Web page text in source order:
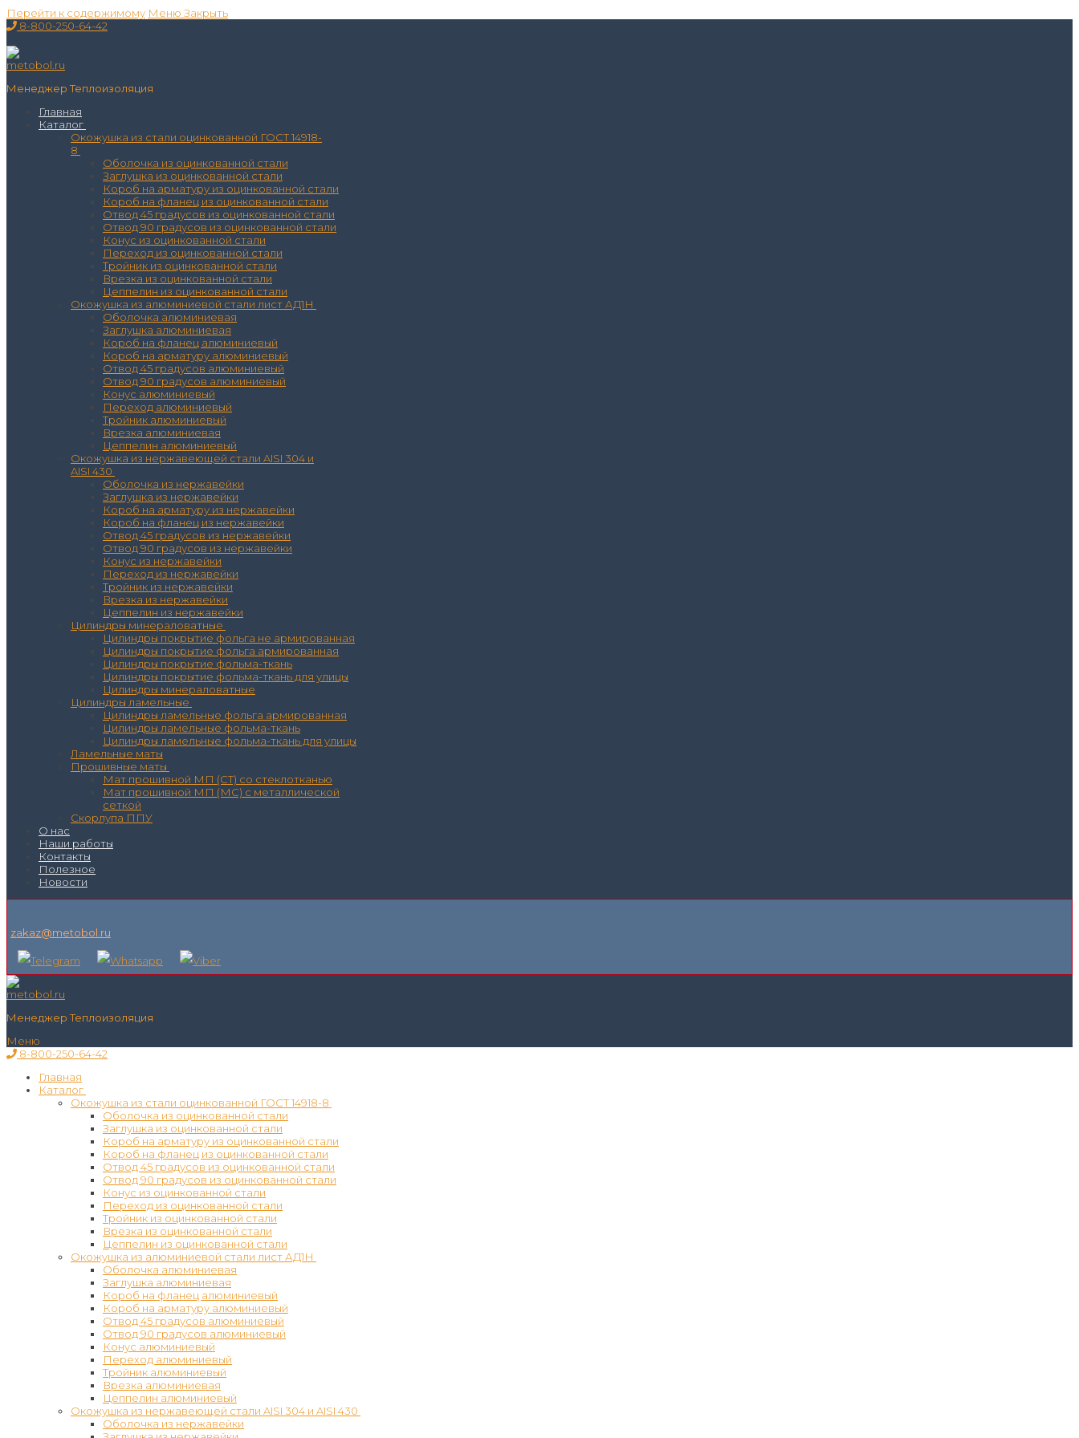
Перейти к содержимому Меню Закрыть
8-800-250-64-42
Менеджер Теплоизоляция
Главная
Каталог
Окожушка из стали оцинкованной ГОСТ 14918-
8
Оболочка из оцинкованной стали
Заглушка из оцинкованной стали
Короб на арматуру из оцинкованной стали
Короб на фланец из оцинкованной стали
Отвод 45 градусов из оцинкованной стали
Отвод 90 градусов из оцинкованной стали
Конус из оцинкованной стали
Переход из оцинкованной стали
Тройник из оцинкованной стали
Врезка из оцинкованной стали
Цеппелин из оцинкованной стали
Окожушка из алюминиевой стали лист АД1Н
Оболочка алюминиевая
Заглушка алюминиевая
Короб на фланец алюминиевый
Короб на арматуру алюминиевый
Отвод 45 градусов алюминиевый
Отвод 90 градусов алюминиевый
Конус алюминиевый
Переход алюминиевый
Тройник алюминиевый
Врезка алюминиевая
Цеппелин алюминиевый
Окожушка из нержавеющей стали AISI 304 и
AISI 430
Оболочка из нержавейки
Заглушка из нержавейки
Короб на арматуру из нержавейки
Короб на фланец из нержавейки
Отвод 45 градусов из нержавейки
Отвод 90 градусов из нержавейки
Конус из нержавейки
Переход из нержавейки
Тройник из нержавейки
Врезка из нержавейки
Цеппелин из нержавейки
Цилиндры минераловатные
Цилиндры покрытие фольга не армированная
Цилиндры покрытие фольга армированная
Цилиндры покрытие фольма-ткань
Цилиндры покрытие фольма-ткань для улицы
Цилиндры минераловатные
Цилиндры ламельные
Цилиндры ламельные фольга армированная
Цилиндры ламельные фольма-ткань
Цилиндры ламельные фольма-ткань для улицы
Ламельные маты
Прошивные маты
Мат прошивной МП (СТ) со стеклотканью
Мат прошивной МП (МС) с металлической
сеткой
Скорлупа ППУ
О нас
Наши работы
Контакты
Полезное
Новости
zakaz@metobol.ru
Менеджер Теплоизоляция
Меню
8-800-250-64-42
Главная
Каталог
Окожушка из стали оцинкованной ГОСТ 14918-8
Оболочка из оцинкованной стали
Заглушка из оцинкованной стали
Короб на арматуру из оцинкованной стали
Короб на фланец из оцинкованной стали
Отвод 45 градусов из оцинкованной стали
Отвод 90 градусов из оцинкованной стали
Конус из оцинкованной стали
Переход из оцинкованной стали
Тройник из оцинкованной стали
Врезка из оцинкованной стали
Цеппелин из оцинкованной стали
Окожушка из алюминиевой стали лист АД1Н
Оболочка алюминиевая
Заглушка алюминиевая
Короб на фланец алюминиевый
Короб на арматуру алюминиевый
Отвод 45 градусов алюминиевый
Отвод 90 градусов алюминиевый
Конус алюминиевый
Переход алюминиевый
Тройник алюминиевый
Врезка алюминиевая
Цеппелин алюминиевый
Окожушка из нержавеющей стали AISI 304 и AISI 430
Оболочка из нержавейки